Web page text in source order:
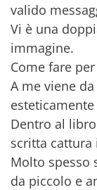
valido
Vi è una
immagine.
Come fare
A me viene
Dentro al
scritta
Molto spesso
da piccolo e